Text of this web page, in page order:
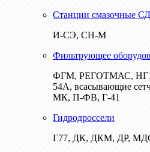
Станции смазочные
И-СЭ, СН-М
Фильтрующее
ФГМ, РЕГОТМАС,
54А, всасывающие
МК, П-ФВ, Г-41
Гидродроссели
Г77, ДК, ДКМ, ДР,